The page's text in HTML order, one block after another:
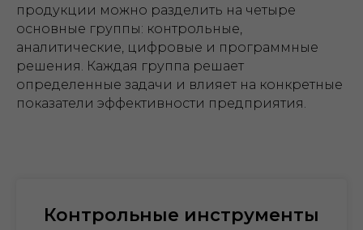
продукции можно разделить на четыре
основные группы: контрольные,
аналитические, цифровые и программные
решения. Каждая группа решает
определенные задачи и влияет на конкретные
показатели эффективности предприятия.
Контрольные инструменты